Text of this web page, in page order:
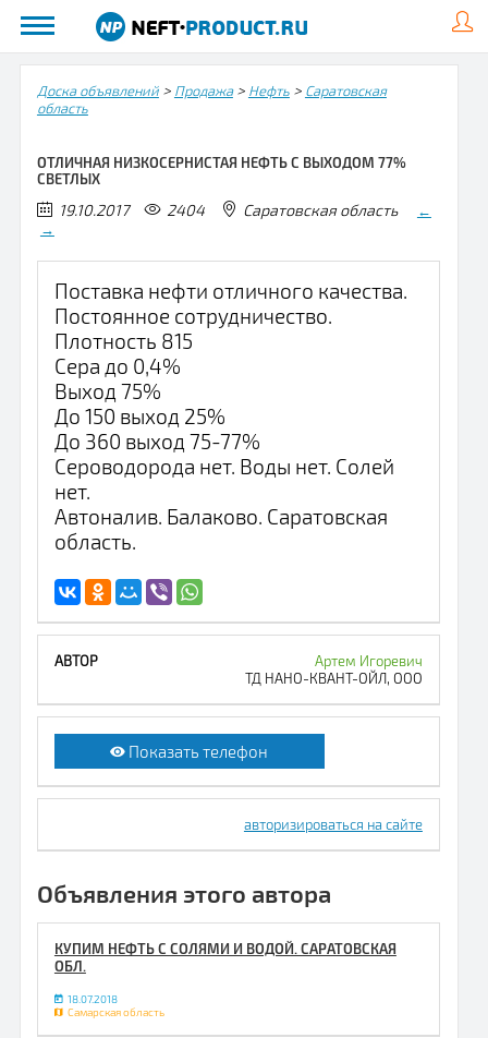
Доска объявлений> Продажа> Нефть> Саратовская
область
ОТЛИЧНАЯ НИЗКОСЕРНИСТАЯ НЕФТЬ С ВЫХОДОМ 77%
СВЕТЛЫХ
19.10.2017 2404 Саратовская область
←
→
Поставка нефти отличного качества.
Постоянное сотрудничество.
Плотность 815
Сера до 0,4%
Выход 75%
До 150 выход 25%
До 360 выход 75-77%
Сероводорода нет. Воды нет. Солей
нет.
Автоналив. Балаково. Саратовская
область.
Артем Игоревич
ТД НАНО-КВАНТ-ОЙЛ, ООО
Показать телефон
авторизироваться на сайте
Объявления этого автора
КУПИМ НЕФТЬ С СОЛЯМИ И ВОДОЙ. САРАТОВСКАЯ
ОБЛ.
18.07.2018
Самарская область